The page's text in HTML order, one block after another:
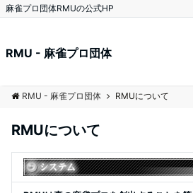
麻雀プロ団体RMUの公式HP
RMU - 麻雀プロ団体
RMU - 麻雀プロ団体 RMUについて
RMUについて